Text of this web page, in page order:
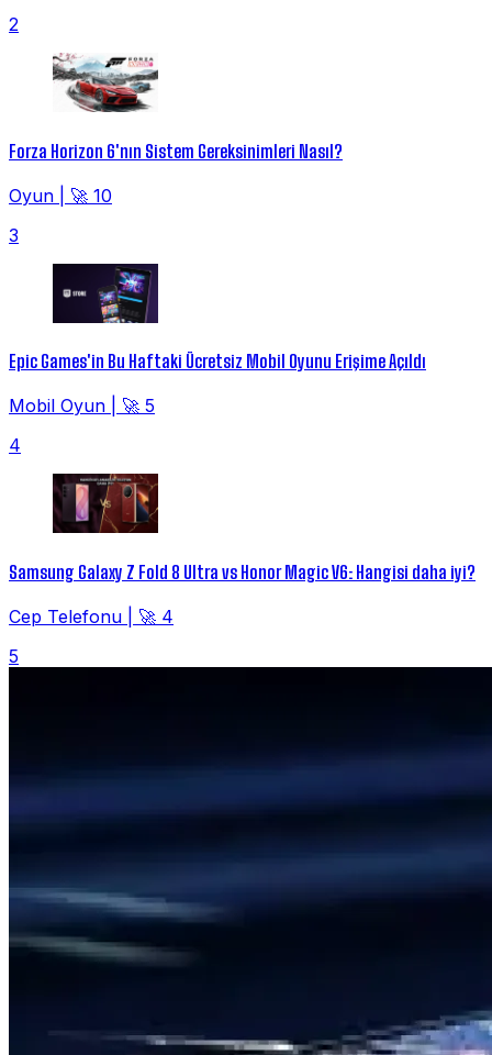
2
Forza Horizon 6'nın Sistem Gereksinimleri Nasıl?
Oyun
🚀 10
3
Epic Games'in Bu Haftaki Ücretsiz Mobil Oyunu Erişime Açıldı
Mobil Oyun
🚀 5
4
Samsung Galaxy Z Fold 8 Ultra vs Honor Magic V6: Hangisi daha iyi?
Cep Telefonu
🚀 4
5